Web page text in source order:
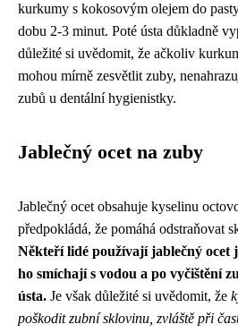
kurkumy s kokosovým olejem do
dobu 2-3 minut. Poté ústa důkladně
důležité si uvědomit, že ačkoliv
mohou mírně zesvětlit zuby,
zubů u dentální hygienistky.
Jablečný ocet na zuby
Jablečný ocet obsahuje kyselinu
předpokládá, že pomáhá odstraňovat
Někteří lidé používají jablečný ocet
ho smíchají s vodou a po vyčištění
ústa. Je však důležité si uvědomit, že
poškodit zubní sklovinu, zvláště při